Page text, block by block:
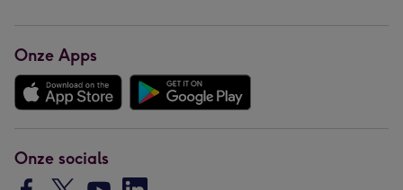
Onze Apps
Onze socials